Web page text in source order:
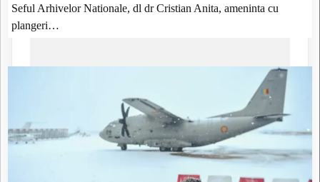
Seful Arhivelor Nationale, dl dr Cristian Anita, ameninta cu
plangeri…